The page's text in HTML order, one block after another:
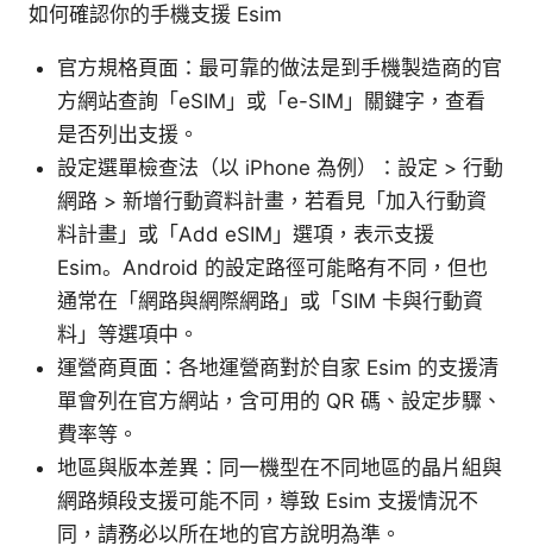
如何確認你的手機支援 Esim
官方規格頁面：最可靠的做法是到手機製造商的官
方網站查詢「eSIM」或「e-SIM」關鍵字，查看
是否列出支援。
設定選單檢查法（以 iPhone 為例）：設定 > 行動
網路 > 新增行動資料計畫，若看見「加入行動資
料計畫」或「Add eSIM」選項，表示支援
Esim。Android 的設定路徑可能略有不同，但也
通常在「網路與網際網路」或「SIM 卡與行動資
料」等選項中。
運營商頁面：各地運營商對於自家 Esim 的支援清
單會列在官方網站，含可用的 QR 碼、設定步驟、
費率等。
地區與版本差異：同一機型在不同地區的晶片組與
網路頻段支援可能不同，導致 Esim 支援情況不
同，請務必以所在地的官方說明為準。